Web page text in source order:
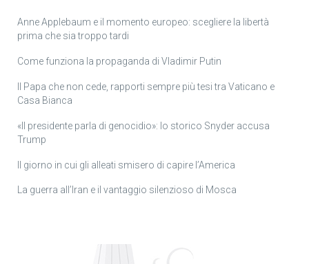
Anne Applebaum e il momento europeo: scegliere la libertà
prima che sia troppo tardi
Come funziona la propaganda di Vladimir Putin
Il Papa che non cede, rapporti sempre più tesi tra Vaticano e
Casa Bianca
«Il presidente parla di genocidio»: lo storico Snyder accusa
Trump
Il giorno in cui gli alleati smisero di capire l’America
La guerra all’Iran e il vantaggio silenzioso di Mosca